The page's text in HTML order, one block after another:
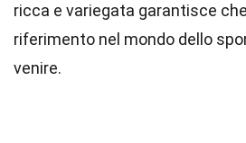
ricca e variegata garantisce
riferimento nel mondo dello
venire.